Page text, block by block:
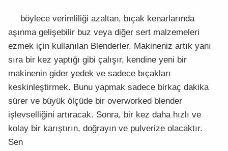
böylece verimliliği azaltan, bıçak kenarlarında
aşınma gelişebilir buz veya diğer sert malzemeleri
ezmek için kullanılan Blenderler. Makineniz artık yanı
sıra bir kez yaptığı gibi çalışır, kendine yeni bir
makinenin gider yedek ve sadece bıçakları
keskinleştirmek. Bunu yapmak sadece birkaç dakika
sürer ve büyük ölçüde bir overworked blender
işlevselliğini artıracak. Sonra, bir kez daha hızlı ve
kolay bir karıştırın, doğrayın ve pulverize olacaktır.
Sen